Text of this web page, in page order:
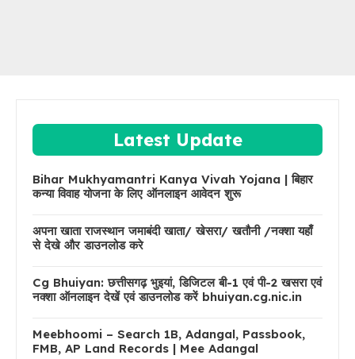
Latest Update
Bihar Mukhyamantri Kanya Vivah Yojana | बिहार
कन्या विवाह योजना के लिए ऑनलाइन आवेदन शुरू
अपना खाता राजस्थान जमाबंदी खाता/ खेसरा/ खतौनी /नक्शा यहाँ
से देखे और डाउनलोड करे
Cg Bhuiyan: छत्तीसगढ़ भुइयां, डिजिटल बी-1 एवं पी-2 खसरा एवं
नक्शा ऑनलाइन देखें एवं डाउनलोड करें bhuiyan.cg.nic.in
Meebhoomi – Search 1B, Adangal, Passbook,
FMB, AP Land Records | Mee Adangal